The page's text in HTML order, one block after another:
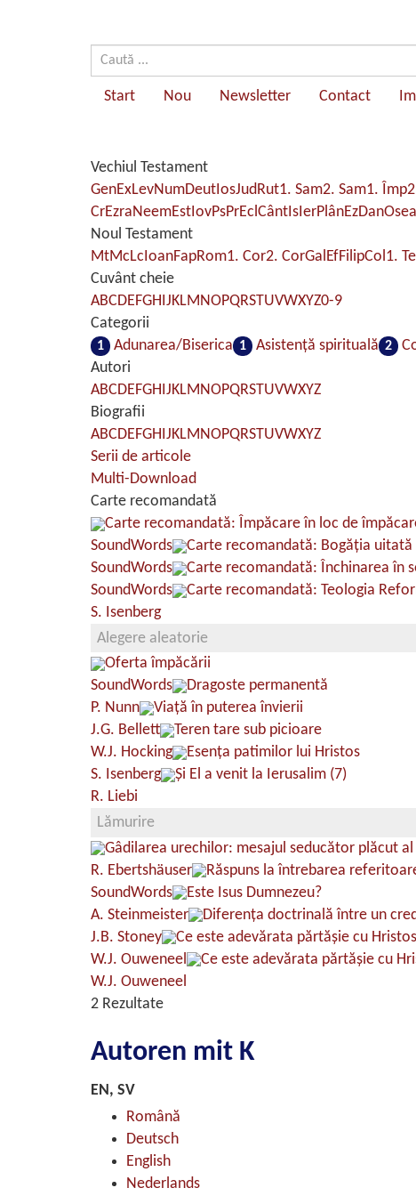
Start Nou Newsletter Contact
Vechiul Testament
GenExLevNumDeutIosJudRut1. Sam2. Sam1. Împ
CrEzraNeemEstIovPsPrEclCântIsIerPlânEzDanOsea
Noul Testament
MtMcLcIoanFapRom1. Cor2. CorGalEfFilipCol1.
Cuvânt cheie
ABCDEFGHIJKLMNOPQRSTUVWXYZ0-9
Categorii
1 Adunarea/Biserica 1 Asistenţă spirituală 2
Autori
ABCDEFGHIJKLMNOPQRSTUVWXYZ
Biografii
ABCDEFGHIJKLMNOPQRSTUVWXYZ
Serii de articole
Multi-Download
Carte recomandată
Carte recomandată: Împăcare în loc de
SoundWords
Carte recomandată: Bogăţia uitată
SoundWords
Carte recomandată: Închinarea în
SoundWords
Carte recomandată: Teologia
S. Isenberg
Alegere aleatorie
Oferta împăcării
SoundWords
Dragoste permanentă
P. Nunn
Viaţă în puterea învierii
J.G. Bellett
Teren tare sub picioare
W.J. Hocking
Esența patimilor lui Hristos
S. Isenberg
Și El a venit la Ierusalim (7)
R. Liebi
Lămurire
Gâdilarea urechilor: mesajul seducător plăcut
R. Ebertshäuser
Răspuns la întrebarea
SoundWords
Este Isus Dumnezeu?
A. Steinmeister
Diferenţa doctrinală între un
J.B. Stoney
Ce este adevărata părtăşie cu
W.J. Ouweneel
Ce este adevărata părtăşie cu
W.J. Ouweneel
2 Rezultate
Autoren mit K
EN, SV
Română
Deutsch
English
Nederlands